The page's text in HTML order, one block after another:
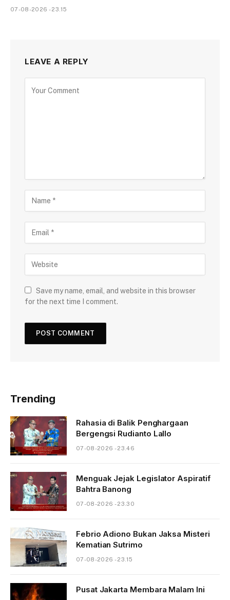
07-08-2026 - 23.15
LEAVE A REPLY
Save my name, email, and website in this browser
for the next time I comment.
Trending
Rahasia di Balik Penghargaan
Bergengsi Rudianto Lallo
07-08-2026 - 23.46
Menguak Jejak Legislator Aspiratif
Bahtra Banong
07-08-2026 - 23.30
Febrio Adiono Bukan Jaksa Misteri
Kematian Sutrimo
07-08-2026 - 23.15
Pusat Jakarta Membara Malam Ini